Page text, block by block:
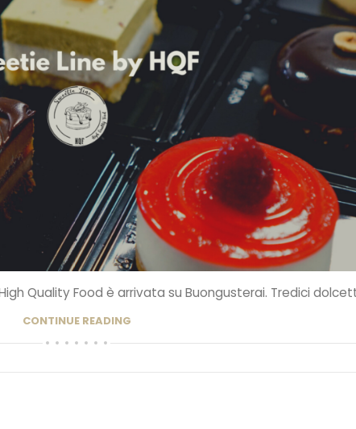
Quality Food è arrivata su Buongusterai. Tredici
CONTINUE READING